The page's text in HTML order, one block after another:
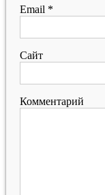
Email *
Сайт
Комментарий